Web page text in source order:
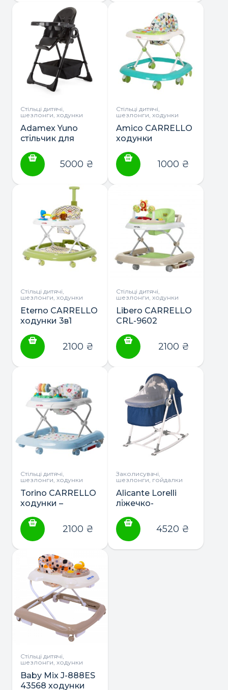
Стільці дитячі,
шезлонги, ходунки
Adamex Yuno
стільчик для
5000 ₴
Стільці дитячі,
шезлонги, ходунки
Amico CARRELLO
ходунки
1000 ₴
Стільці дитячі,
шезлонги, ходунки
Eterno CARRELLO
ходунки 3в1
гойдалка,
каталка)
2100 ₴
Стільці дитячі,
шезлонги, ходунки
Libero CARRELLO
CRL-9602
2100 ₴
Стільці дитячі,
шезлонги, ходунки
Torino CARRELLO
ходунки –
3в1 CRL-9603
2100 ₴
Заколисувачі,
шезлонги, гойдалки
Alicante Lorelli
ліжечко-
шезлонг 3в14520 ₴
Стільці дитячі,
шезлонги, ходунки
Baby Mix J-888ES
43568 ходунки